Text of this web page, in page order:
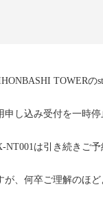
TOWERの
し込み受付を一時停
NT001は引き続きご予
、何卒ご理解のほど